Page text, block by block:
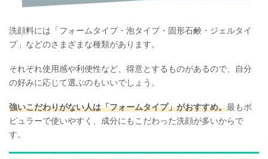
洗顔料には「フォームタイプ・泡タイプ・固形石鹸・ジェルタイ
プ」などのさまざまな種類があります。
それぞれ使用感や利便性など、得意とするものがあるので、自分
の好みに応じて選ぶのもいいでしょう。
強いこだわりがない人は「フォームタイプ」がおすすめ。最もポ
ピュラーで使いやすく、成分にもこだわった洗顔が多いからで
す。